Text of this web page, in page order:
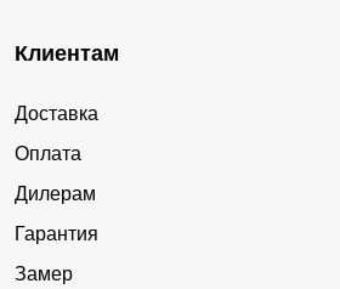
Клиентам
Доставка
Оплата
Дилерам
Гарантия
Замер